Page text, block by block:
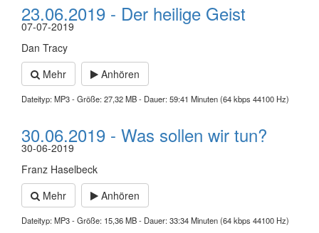
23.06.2019 - Der heilige Geist
07-07-2019
Dan Tracy
Mehr
Anhören
Dateityp: MP3 - Größe: 27,32 MB - Dauer: 59:41 Minuten (64 kbps 44100 Hz)
30.06.2019 - Was sollen wir tun?
30-06-2019
Franz Haselbeck
Mehr
Anhören
Dateityp: MP3 - Größe: 15,36 MB - Dauer: 33:34 Minuten (64 kbps 44100 Hz)